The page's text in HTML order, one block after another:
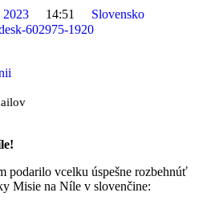
2023 14:51 Slovensko
podarilo vcelku úspešne rozbehnúť
Misie na Níle v slovenčine: